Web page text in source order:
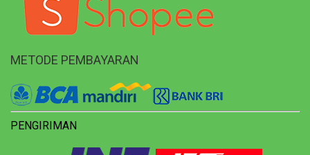
METODE PEMBAYARAN
PENGIRIMAN